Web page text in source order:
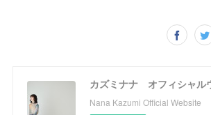
カズミナナ オフィシャル
Nana Kazumi Official Website